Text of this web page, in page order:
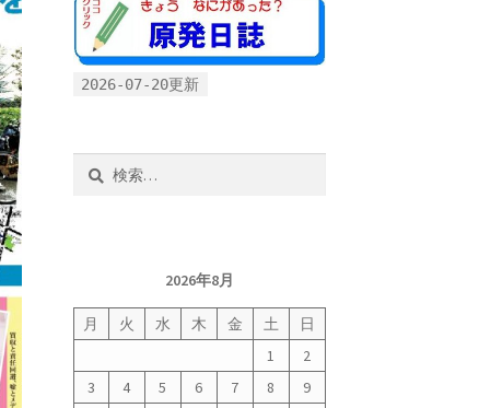
2026-07-20更新
2026年8月
月 火 水 木 金 土
日
1
2
3
4 5 6 7 8
9